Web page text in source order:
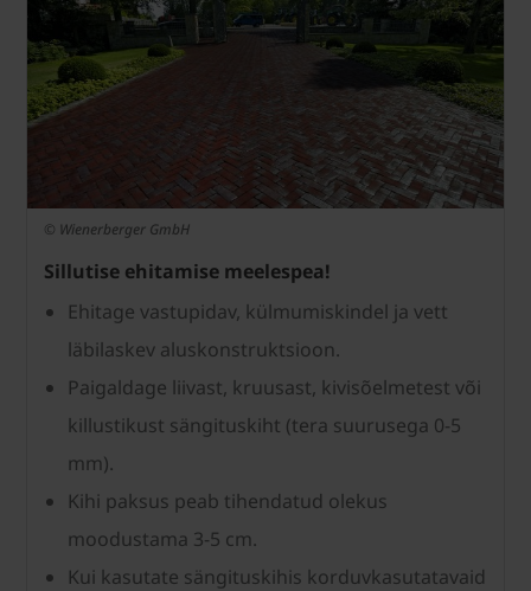
© Wienerberger GmbH
Sillutise ehitamise meelespea!
Ehitage vastupidav, külmumiskindel ja vett
läbilaskev aluskonstruktsioon.
Paigaldage liivast, kruusast, kivisõelmetest või
killustikust sängituskiht (tera suurusega 0-5
mm).
Kihi paksus peab tihendatud olekus
moodustama 3-5 cm.
Kui kasutate sängituskihis korduvkasutatavaid